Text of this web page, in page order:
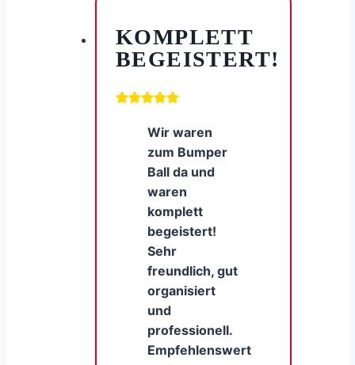
KOMPLETT
BEGEISTERT!
Wir waren
zum Bumper
Ball da und
waren
komplett
begeistert!
Sehr
freundlich, gut
organisiert
und
professionell.
Empfehlenswert